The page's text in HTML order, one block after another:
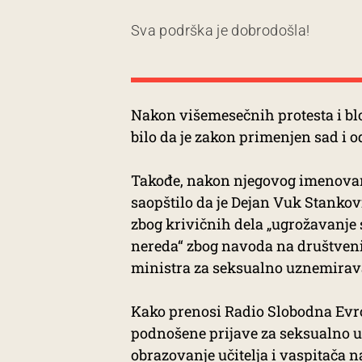
Sva podrška je dobrodošla!
Nakon višemesečnih protesta i
bilo da je zakon primenjen sad i
Takođe, nakon njegovog
saopštilo da je Dejan Vuk
zbog krivičnih dela „ugrožavanje
nereda“ zbog navoda na
ministra za seksualno
Kako prenosi Radio Slobodna
podnošene prijave za seksualno
obrazovanje učitelja i vaspitača